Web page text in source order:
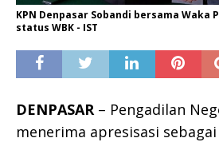
KPN Denpasar Sobandi bersama Waka
status WBK - IST
DENPASAR – Pengadilan
menerima apresisasi